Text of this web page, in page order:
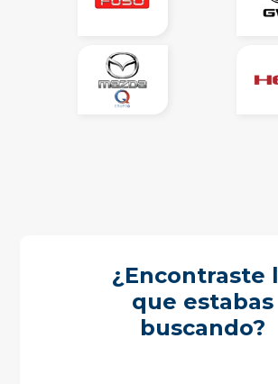
¿Encontraste
que estabas
buscando?